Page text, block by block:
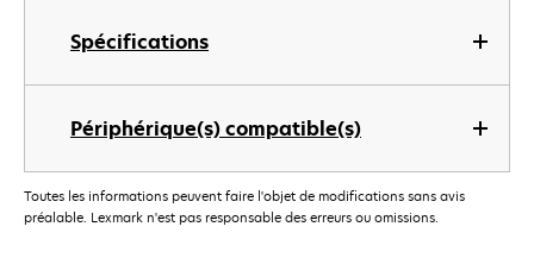
Spécifications
Périphérique(s) compatible(s)
Toutes les informations peuvent faire l'objet de modifications sans avis
préalable. Lexmark n'est pas responsable des erreurs ou omissions.